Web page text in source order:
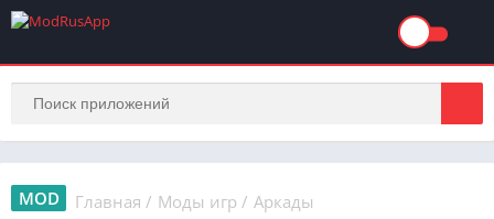
MOD Главная / Моды игр / Аркады